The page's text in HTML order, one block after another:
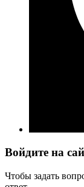
Войдите на
Чтобы задать